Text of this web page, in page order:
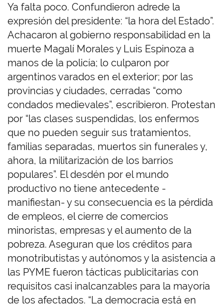
Ya falta poco. Confundieron adrede la
expresión del presidente: “la hora del Estado”.
Achacaron al gobierno responsabilidad en la
muerte Magalí Morales y Luis Espinoza a
manos de la policía; lo culparon por
argentinos varados en el exterior; por las
provincias y ciudades, cerradas “como
condados medievales”, escribieron. Protestan
por “las clases suspendidas, los enfermos
que no pueden seguir sus tratamientos,
familias separadas, muertos sin funerales y,
ahora, la militarización de los barrios
populares”. El desdén por el mundo
productivo no tiene antecedente -
manifiestan- y su consecuencia es la pérdida
de empleos, el cierre de comercios
minoristas, empresas y el aumento de la
pobreza. Aseguran que los créditos para
monotributistas y autónomos y la asistencia a
las PYME fueron tácticas publicitarias con
requisitos casi inalcanzables para la mayoría
de los afectados. “La democracia está en